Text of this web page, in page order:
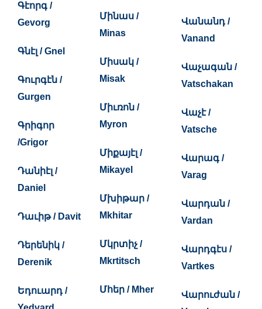
Գէորգ /
Gevorg
Գնէլ / Gnel
Գուրգէն /
Gurgen
Գրիգոր
/Grigor
Դանիէլ /
Daniel
Դաւիթ / Davit
Դերենիկ /
Derenik
Եդուարդ /
Մինաս /
Minas
Միսակ /
Misak
Միւռոն /
Myron
Միքայէլ /
Mikayel
Մխիթար /
Mkhitar
Մկրտիչ /
Mkrtitsch
Մհեր / Mher
Վանանդ /
Vanand
Վաչագան /
Vatschakan
Վաչէ /
Vatsche
Վարագ /
Varag
Վարդան /
Vardan
Վարդգէս /
Vartkes
Վարուժան /